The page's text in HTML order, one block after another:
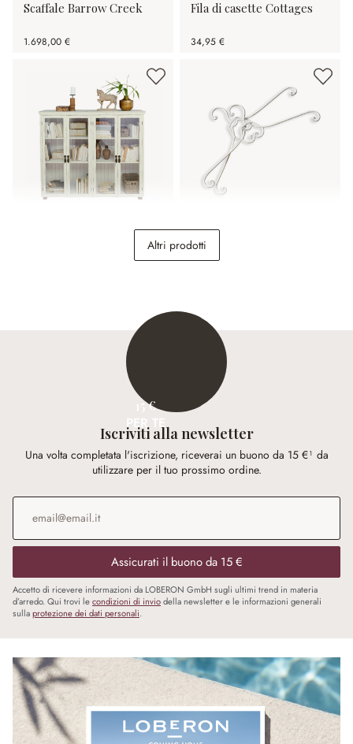
Scaffale Barrow Creek
1.698,00 €
Fila di casette Cottages
34,95 €
Coppia di grucce Guin
Altri prodotti
15 €
PER TE
Iscriviti alla newsletter
Una volta completata l'iscrizione, riceverai un buono da 15 €¹ da
utilizzare per il tuo prossimo ordine.
Indirizzo e-mail
Assicurati il buono da 15 €
Accetto di ricevere informazioni da LOBERON GmbH sugli ultimi trend in materia
d’arredo. Qui trovi lecondizioni di inviodella newsletter e le informazioni generali
sullaprotezione dei dati personali.